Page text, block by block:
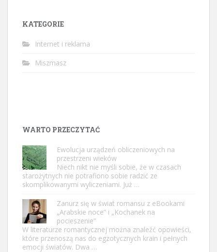
KATEGORIE
Internet i reklama
Miszmasz
WARTO PRZECZYTAĆ
Ewolucja urządzeń obliczeniowych na
przestrzeni wieków
Niech nikt nie myśli sobie, że w czasach
starożytnych nie potrafiono sobie radzić ze
skomplikowanymi wyliczeniami. Już …
Zanurz się w świat romansu z eBookami
„Arabskie noce” i „Kochanek na
pocieszenie”
W literaturze romantycznej można znaleźć opowieści,
które przenoszą nas do egzotycznych krain i pełnych
emocji światów. Dwa …